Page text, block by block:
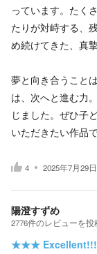
っています。たく
たりが対峙する、
め続けてきた、真
夢と向き合うこと
は、次へと進む力
じました。ぜひ子
いただきたい作品で
4 2025年7月29
陽澄すずめ
2776件のレビューを投
★★★ Excellent!!!